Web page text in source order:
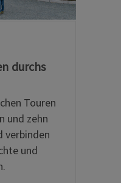
durchs
Touren
und zehn
verbinden
und